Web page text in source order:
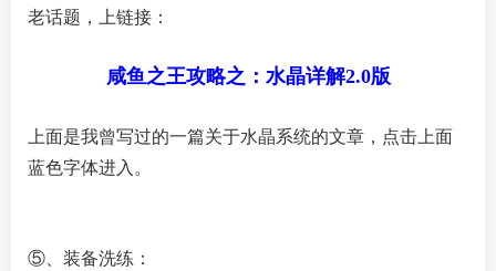
老话题，上链接 ：
咸鱼之王攻略之：水晶详解2.0版
上面是我曾写过的一篇关于水晶系统的文章，点击上面
蓝色字体进入。
⑤、装备洗练：